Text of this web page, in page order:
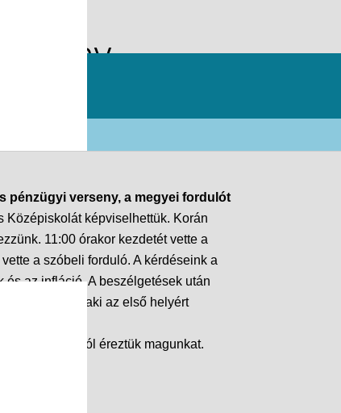
pénzügyi verseny, a megyei fordulót
Középiskolát képviselhettük. Korán
11:00 órakor kezdetét vette a
a szóbeli forduló. A kérdéseink a
az infláció. A beszélgetések után
két csapat, aki az első helyért
ellenére jól éreztük magunkat.